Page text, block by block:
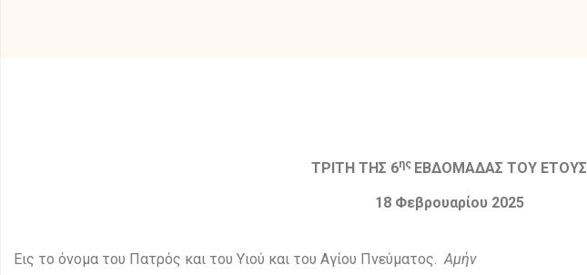
ΤΡΙΤΗ ΤΗΣ 6ης ΕΒΔΟΜΑΔΑΣ ΤΟΥ ΕΤΟΥΣ
18 Φεβρουαρίου 2025
Εις το όνομα του Πατρός και του Υιού και του Αγίου Πνεύματος. Αμήν